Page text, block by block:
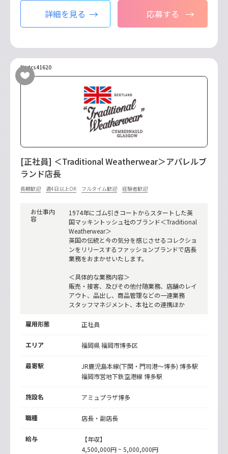
詳細を見る 応募する
No.tcs41620
[正社員] ＜Traditional Weatherwear＞アパレルブ
ランド店長
長期歓迎 週4日以上OK フルタイム歓迎 経験者歓迎
お仕事内
容
1974年にゴム引きコートからスタートした英
国マッキントッシュ社のブランド＜Traditional
Weatherwear＞
英国の伝統と今の気分を感じさせるコレクショ
ンをリリースするファッションブランドで店長
業務をおまかせいたします。
＜具体的な業務内容＞
販売・接客、及びその他付随業務、店舗のレイ
アウト、品出し、商品管理などの一連業務
スタッフマネジメント、本社との連携ほか
雇用形態 正社員
エリア 福岡県 福岡市博多区
最寄駅 JR鹿児島本線(下関・門司港～博多)博多駅
福岡市営地下鉄空港線博多駅
施設名 アミュプラザ博多
職種 店長・副店長
給与
【年収】
4,500,000円 ~ 5,000,000円